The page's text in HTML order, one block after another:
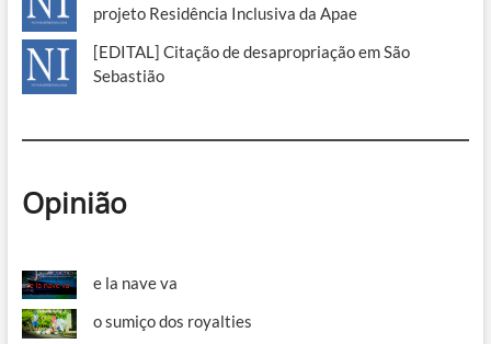
projeto Residência Inclusiva da Apae
[EDITAL] Citação de desapropriação em São
Sebastião
Opinião
e la nave va
o sumiço dos royalties